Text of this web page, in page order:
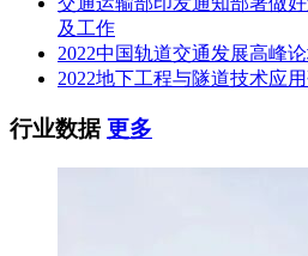
及工作
2022中国轨道交通发展高峰
2022地下工程与隧道技术应
行业数据更多